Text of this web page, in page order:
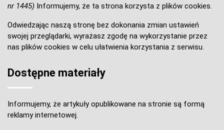
nr 1445) Informujemy, że ta strona korzysta z plików cookies.
Odwiedzając naszą stronę bez dokonania zmian ustawień
swojej przeglądarki, wyrażasz zgodę na wykorzystanie przez
nas plików cookies w celu ułatwienia korzystania z serwisu.
Dostępne materiały
Informujemy, że artykuły opublikowane na stronie są formą
reklamy internetowej.